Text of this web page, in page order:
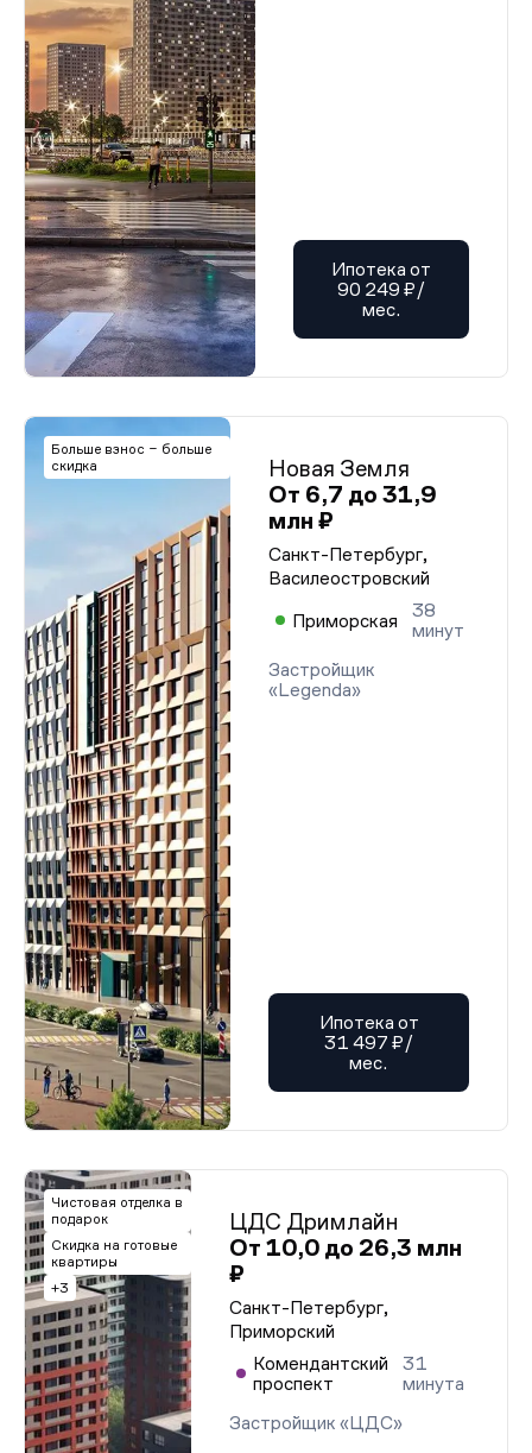
Ипотека от
90 249 ₽/
мес.
Больше взнос – больше
скидка
Новая Земля
От 6,7 до 31,9
млн ₽
Санкт-Петербург,
Василеостровский
Приморская
38
минут
Застройщик
«Legenda»
Ипотека от
31 497 ₽/
мес.
Чистовая отделка в
подарок
Скидка на готовые
квартиры
+3
ЦДС Дримлайн
От 10,0 до 26,3 млн
₽
Санкт-Петербург,
Приморский
Комендантский
проспект
31
минута
Застройщик «ЦДС»